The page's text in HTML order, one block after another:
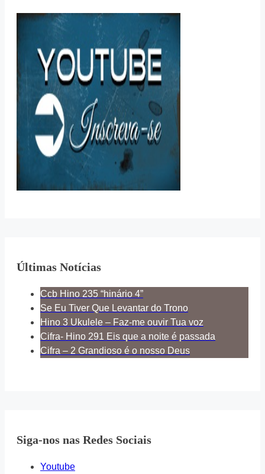
Últimas Notícias
Ccb Hino 235 “hinário 4”
Se Eu Tiver Que Levantar do Trono
Hino 3 Ukulele – Faz-me ouvir Tua voz
Cifra- Hino 291 Eis que a noite é passada
Cifra – 2 Grandioso é o nosso Deus
Siga-nos nas Redes Sociais
Youtube